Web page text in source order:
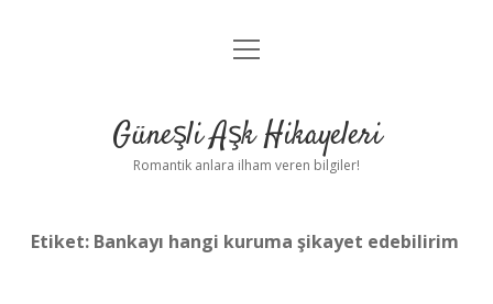
Anasayfa
Yasal Uyarı
menüyü
Güneşli Aşk Hikayeleri
Romantik anlara ilham veren bilgiler!
Etiket: Bankayı hangi kuruma şikayet edebilirim